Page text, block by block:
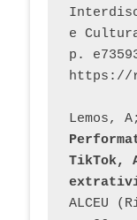
e
p.
TikTok,
ALCEU